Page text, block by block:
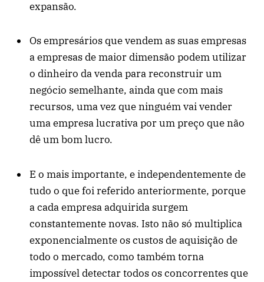
expansão.
Os empresários que vendem as suas empresas
a empresas de maior dimensão podem utilizar
o dinheiro da venda para reconstruir um
negócio semelhante, ainda que com mais
recursos, uma vez que ninguém vai vender
uma empresa lucrativa por um preço que não
dê um bom lucro.
E o mais importante, e independentemente de
tudo o que foi referido anteriormente, porque
a cada empresa adquirida surgem
constantemente novas. Isto não só multiplica
exponencialmente os custos de aquisição de
todo o mercado, como também torna
impossível detectar todos os concorrentes que